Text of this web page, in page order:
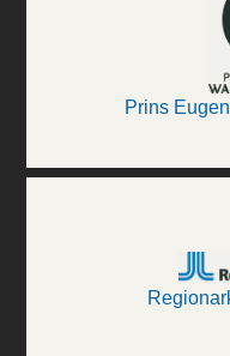
Prins